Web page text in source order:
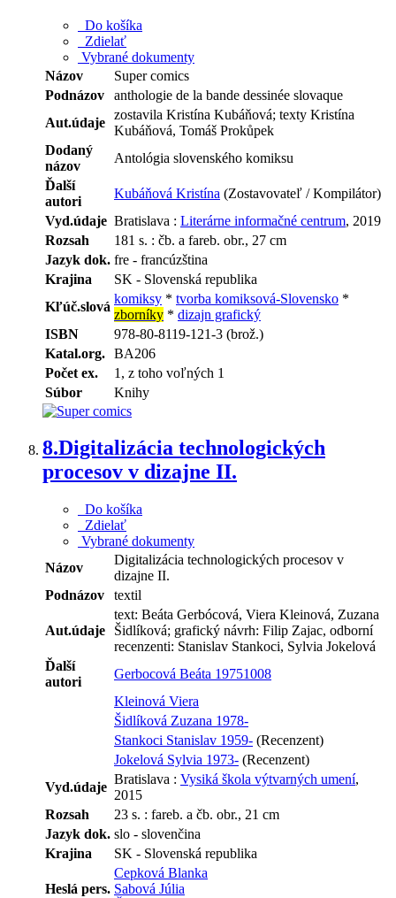
Do košíka
Zdielať
Vybrané dokumenty
Názov
Super comics
Podnázov
anthologie de la bande dessinée slovaque
Aut.údaje
zostavila Kristína Kubáňová; texty Kristína
Kubáňová, Tomáš Prokůpek
Dodaný
názov
Antológia slovenského komiksu
Ďalší
autori
Kubáňová Kristína (Zostavovateľ / Kompilátor)
Vyd.údaje Bratislava : Literárne informačné centrum, 2019
Rozsah
181 s. : čb. a fareb. obr., 27 cm
Jazyk dok. fre - francúzština
Krajina
SK - Slovenská republika
Kľúč.slová
komiksy * tvorba komiksová-Slovensko *
zborníky * dizajn grafický
ISBN
978-80-8119-121-3 (brož.)
Katal.org. BA206
Počet ex.
1, z toho voľných 1
Súbor
Knihy
8.Digitalizácia technologických
procesov v dizajne II.
Do košíka
Zdielať
Vybrané dokumenty
Názov
Digitalizácia technologických procesov v
dizajne II.
Podnázov
textil
Aut.údaje
text: Beáta Gerbócová, Viera Kleinová, Zuzana
Šidlíková; grafický návrh: Filip Zajac, odborní
recenzenti: Stanislav Stankoci, Sylvia Jokelová
Ďalší
autori
Gerbocová Beáta 19751008
Kleinová Viera
Šidlíková Zuzana 1978-
Stankoci Stanislav 1959- (Recenzent)
Jokelová Sylvia 1973- (Recenzent)
Vyd.údaje
Bratislava : Vysiká škola výtvarných umení,
2015
Rozsah
23 s. : fareb. a čb. obr., 21 cm
Jazyk dok. slo - slovenčina
Krajina
SK - Slovenská republika
Heslá pers.
Cepková Blanka
Sabová Júlia